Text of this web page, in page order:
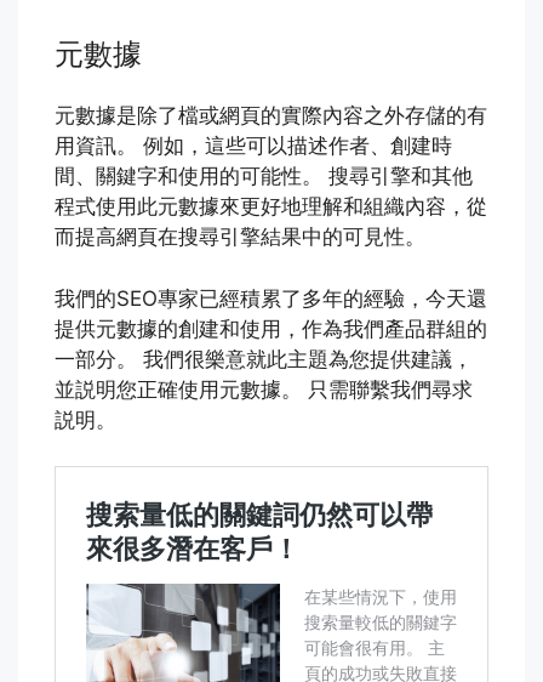
元數據
元數據是除了檔或網頁的實際內容之外存儲的有
用資訊。 例如，這些可以描述作者、創建時
間、關鍵字和使用的可能性。 搜尋引擎和其他
程式使用此元數據來更好地理解和組織內容，從
而提高網頁在搜尋引擎結果中的可見性。
我們的SEO專家已經積累了多年的經驗，今天還
提供元數據的創建和使用，作為我們產品群組的
一部分。 我們很樂意就此主題為您提供建議，
並説明您正確使用元數據。 只需聯繫我們尋求
説明。